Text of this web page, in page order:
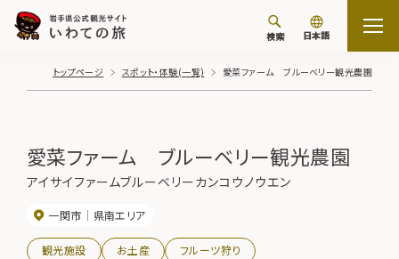
検索 日本語
トップページ スポット・体験(一覧) 愛菜ファーム ブルーベリー観光農園
愛菜ファーム ブルーベリー観光農園
アイサイファームブルーベリーカンコウノウエン
一関市 県南エリア
観光施設 お土産 フルーツ狩り